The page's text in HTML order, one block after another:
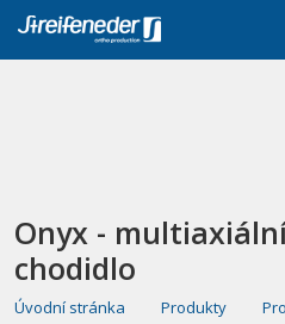
Onyx -
chodidlo
Úvodní stránka Produkty